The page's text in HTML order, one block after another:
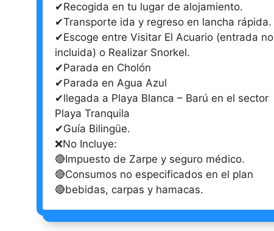
✔Recogida en tu lugar de alojamiento.
✔Transporte ida y regreso en lancha rápida.
✔Escoge entre Visitar El Acuario (entrada no
incluida) o Realizar Snorkel.
✔Parada en Cholón
✔Parada en Agua Azul
✔llegada a Playa Blanca – Barú en el sector
Playa Tranquila
✔Guía Bilingüe.
❌No Incluye:
🔴Impuesto de Zarpe y seguro médico.
🔴Consumos no especificados en el plan
🔴bebidas, carpas y hamacas.